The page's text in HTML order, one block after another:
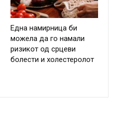
Една намирница би
можела да го намали
ризикот од срцеви
болести и холестеролот